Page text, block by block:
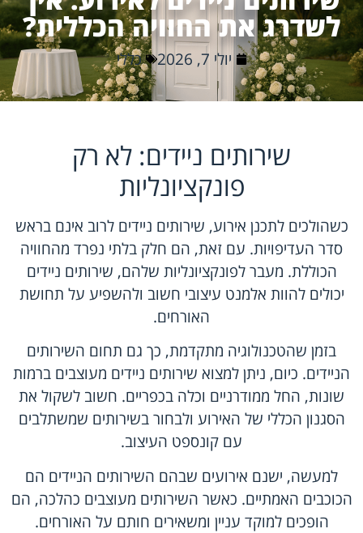
לשדרג את החוויה הכללית?
יולי 7, 2026 כללי
שירותים ניידים: לא רק
פונקציונליות
כשהולכים לתכנן אירוע, שירותים ניידים לרוב אינם בראש
סדר העדיפויות. עם זאת, הם חלק בלתי נפרד מהחוויה
הכוללת. מעבר לפונקציונליות שלהם, שירותים ניידים
יכולים להוות אלמנט עיצובי חשוב ולהשפיע על תחושת
האורחים.
בזמן שהטכנולוגיה מתקדמת, כך גם תחום השירותים
הניידים. כיום, ניתן למצוא שירותים ניידים מעוצבים ברמות
שונות, החל ממודרניים וכלה בכפריים. חשוב לשקול את
הסגנון הכללי של האירוע ולבחור בשירותים שמשתלבים
עם קונספט העיצוב.
למעשה, ישנם אירועים שבהם השירותים הניידים הם
הכוכבים האמתיים. כאשר השירותים מעוצבים כהלכה, הם
הופכים למוקד עניין ומשאירים חותם על האורחים.